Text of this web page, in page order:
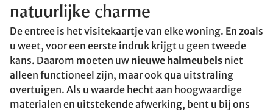
natuurlijke charme
De entree is het visitekaartje van elke woning. En zoals
u weet, voor een eerste indruk krijgt u geen tweede
kans. Daarom moeten uw nieuwe halmeubels niet
alleen functioneel zijn, maar ook qua uitstraling
overtuigen. Als u waarde hecht aan hoogwaardige
materialen en uitstekende afwerking, bent u bij ons